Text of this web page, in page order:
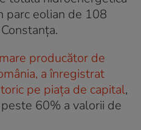
parc eolian de 108
producător de
a înregistrat
pe piața de capital,
60% a valorii de